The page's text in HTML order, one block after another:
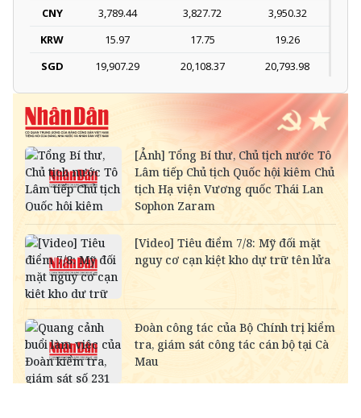
CNY
3,789.44 3,827.72
3,950.32
KRW
15.97 17.75
19.26
SGD
19,907.29 20,108.37
20,793.98
DKK
- 3,969.91
4,121.73
THB
809.30
SEK
2,700.94
2,815.47
SAR
- 6,949.25
7,248.34
RUB
300.88
NOK
- 2,693.89
2,808.12
MYR
6,344.18
6,482.22
KWD
-
CAD
18,246.42 18,430.73
19,021.05
CHF
31,472.05 31,789.95
32,808.14
INR
HKD
3,250.62 3,283.45
3,409.02